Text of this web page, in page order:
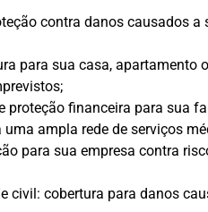
contra danos causados a
para sua casa, apartamento
proteção financeira para sua
ampla rede de serviços
para sua empresa contra
civil: cobertura para danos